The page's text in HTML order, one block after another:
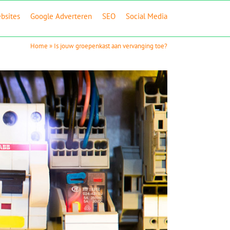
Google Adverteren SEO Social Media
Home » Is jouw groepenkast aan vervanging toe?